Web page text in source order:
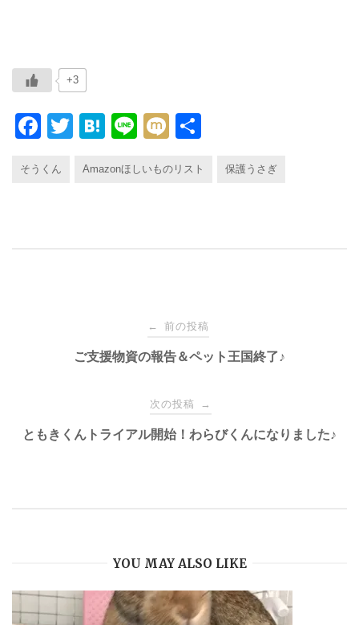
+3
F
c
T
tt
H
e
Li
e
M
そうくん Amazonほしいものリスト 保護うさぎ
ビ
ョ
← 前の投稿
ご支援物資の報告＆ペット王国終了♪
次の投稿 →
ともきくんトライアル開始！わらびくんになりました♪
YOU MAY ALSO LIKE